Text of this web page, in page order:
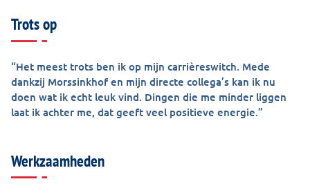
Trots op
“Het meest trots ben ik op mijn carrièreswitch. Mede
dankzij Morssinkhof en mijn directe collega’s kan ik nu
doen wat ik echt leuk vind. Dingen die me minder liggen
laat ik achter me, dat geeft veel positieve energie.”
Werkzaamheden